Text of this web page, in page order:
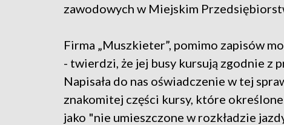
zawodowych w Miejskim
Firma „Muszkieter”, pomimo zapisów
- twierdzi, że jej busy kursują zgodnie z
Napisała do nas oświadczenie w tej
znakomitej części kursy, które określone
jako "nie umieszczone w rozkładzie